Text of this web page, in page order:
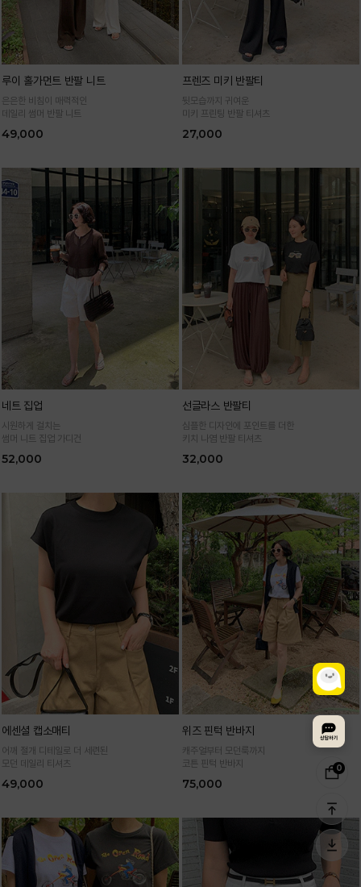
0
루이 홀가먼트 반팔 니트
은은한 비침이 매력적인
데일리 썸머 반팔 니트
49,000
프렌즈 미키 반팔티
뒷모습까지 귀여운
미키 프린팅 반팔 티셔츠
27,000
네트 집업
시원하게 걸치는
썸머 니트 집업 가디건
52,000
선글라스 반팔티
심플한 디자인에 포인트를 더한
키치 나염 반팔 티셔츠
32,000
에센셜 캡소매티
어깨 절개 디테일로 더 세련된
모던 데일리 티셔츠
49,000
위즈 핀턱 반바지
캐주얼부터 모던룩까지
코튼 핀턱 반바지
75,000